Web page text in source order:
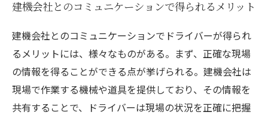
建機会社とのコミュニケーションで得られるメリット
建機会社とのコミュニケーションでドライバーが得られ
るメリットには、様々なものがある。まず、正確な現場
の情報を得ることができる点が挙げられる。建機会社は
現場で作業する機械や道具を提供しており、その情報を
共有することで、ドライバーは現場の状況を正確に把握